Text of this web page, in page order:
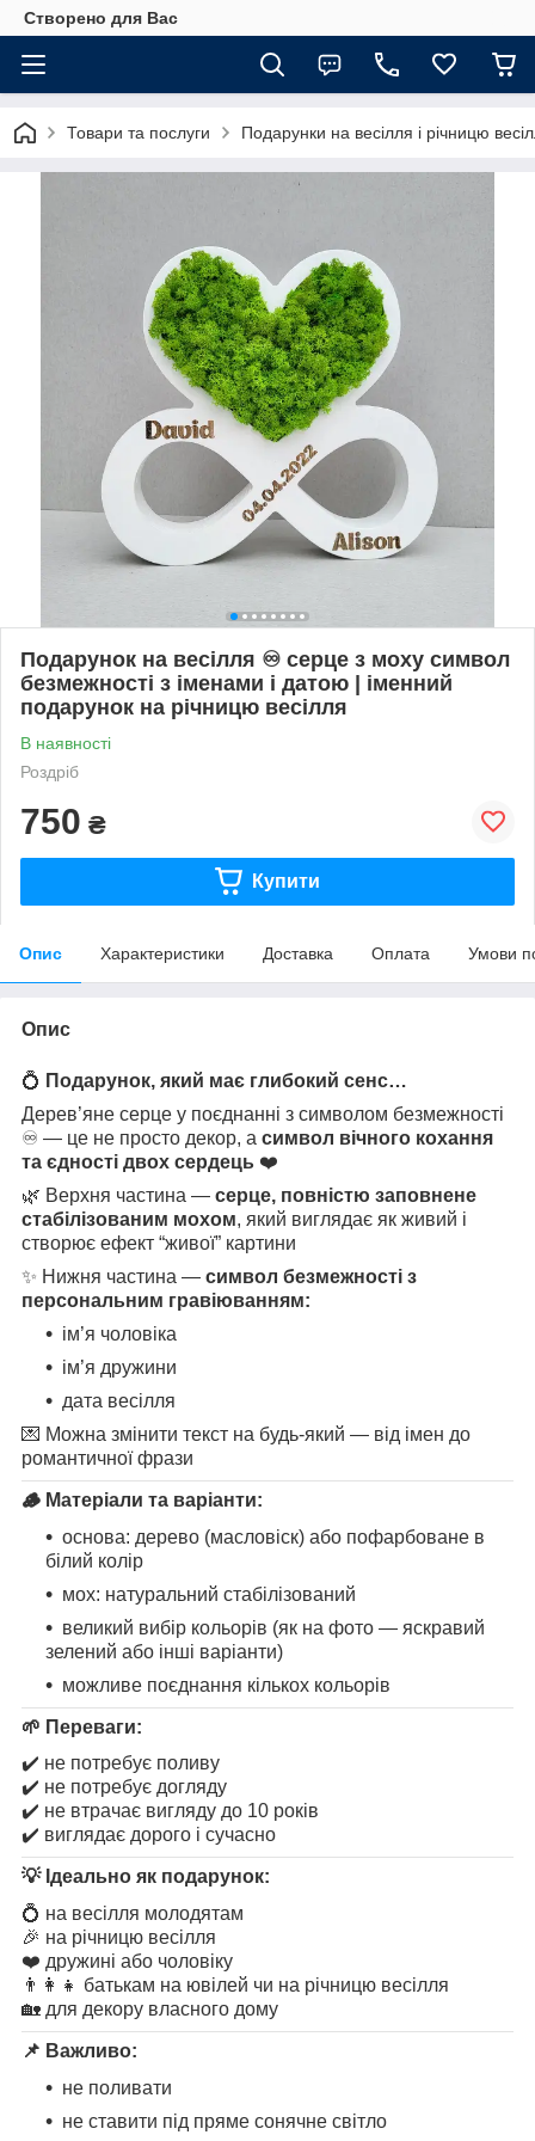
Створено для Вас
Товари та послуги Подарунки на весілля і річницю
Подарунок на весілля ♾️ серце з моху символ
безмежності з іменами і датою | іменний
подарунок на річницю весілля
В наявності
Роздріб
750 ₴
Купити
Опис Характеристики Доставка Оплата Умови
Опис
💍 Подарунок, який має глибокий сенс…
Дерев’яне серце у поєднанні з символом безмежності
♾️ — це не просто декор, а символ вічного кохання
та єдності двох сердець ❤️
🌿 Верхня частина — серце, повністю заповнене
стабілізованим мохом, який виглядає як живий і
створює ефект “живої” картини
✨ Нижня частина — символ безмежності з
персональним гравіюванням:
ім’я чоловіка
ім’я дружини
дата весілля
💌 Можна змінити текст на будь-який — від імен до
романтичної фрази
🪵 Матеріали та варіанти:
основа: дерево (масловіск) або пофарбоване в
білий колір
мох: натуральний стабілізований
великий вибір кольорів (як на фото — яскравий
зелений або інші варіанти)
можливе поєднання кількох кольорів
🌱 Переваги:
✔️ не потребує поливу
✔️ не потребує догляду
✔️ не втрачає вигляду до 10 років
✔️ виглядає дорого і сучасно
💡 Ідеально як подарунок:
💍 на весілля молодятам
🎉 на річницю весілля
❤️ дружині або чоловіку
👨‍👩‍👧 батькам на ювілей чи на річницю весілля
🏡 для декору власного дому
📌 Важливо:
не поливати
не ставити під пряме сонячне світло